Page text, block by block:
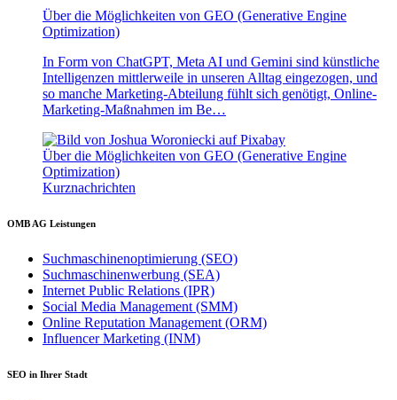
Über die Möglichkeiten von GEO (Generative Engine
Optimization)
In Form von ChatGPT, Meta AI und Gemini sind künstliche
Intelligenzen mittlerweile in unseren Alltag eingezogen, und
so manche Marketing-Abteilung fühlt sich genötigt, Online-
Marketing-Maßnahmen im Be…
Über die Möglichkeiten von GEO (Generative Engine
Optimization)
Kurznachrichten
OMB AG Leistungen
Suchmaschinenoptimierung (SEO)
Suchmaschinenwerbung (SEA)
Internet Public Relations (IPR)
Social Media Management (SMM)
Online Reputation Management (ORM)
Influencer Marketing (INM)
SEO in Ihrer Stadt